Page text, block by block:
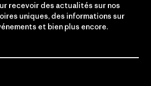
recevoir des actualités sur nos
uniques, des informations sur
et bien plus encore.